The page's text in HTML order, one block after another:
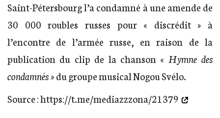
Saint-Pétersbourg l’a condamné à une amende de
30 000 roubles russes pour « discrédit » à
l’encontre de l’armée russe, en raison de la
publication du clip de la chanson « Hymne des
condamnés »du groupe musical Nogou Svélo.
Source :https://t.me/mediazzzona/21379